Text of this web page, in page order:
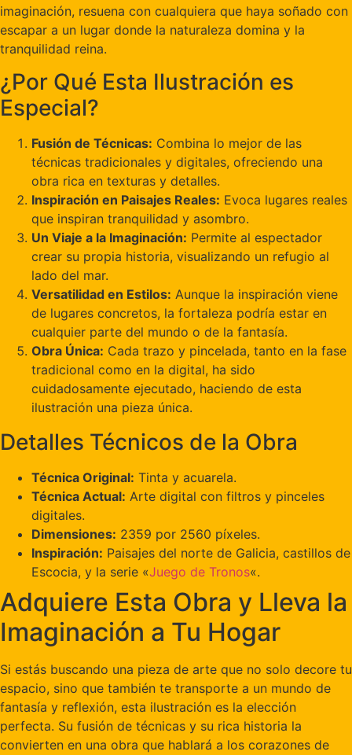
imaginación, resuena con cualquiera que haya soñado con
escapar a un lugar donde la naturaleza domina y la
tranquilidad reina.
¿Por Qué Esta Ilustración es
Especial?
Fusión de Técnicas: Combina lo mejor de las
técnicas tradicionales y digitales, ofreciendo una
obra rica en texturas y detalles.
Inspiración en Paisajes Reales: Evoca lugares reales
que inspiran tranquilidad y asombro.
Un Viaje a la Imaginación: Permite al espectador
crear su propia historia, visualizando un refugio al
lado del mar.
Versatilidad en Estilos: Aunque la inspiración viene
de lugares concretos, la fortaleza podría estar en
cualquier parte del mundo o de la fantasía.
Obra Única: Cada trazo y pincelada, tanto en la fase
tradicional como en la digital, ha sido
cuidadosamente ejecutado, haciendo de esta
ilustración una pieza única.
Detalles Técnicos de la Obra
Técnica Original: Tinta y acuarela.
Técnica Actual: Arte digital con filtros y pinceles
digitales.
Dimensiones: 2359 por 2560 píxeles.
Inspiración: Paisajes del norte de Galicia, castillos de
Escocia, y la serie «Juego de Tronos«.
Adquiere Esta Obra y Lleva la
Imaginación a Tu Hogar
Si estás buscando una pieza de arte que no solo decore tu
espacio, sino que también te transporte a un mundo de
fantasía y reflexión, esta ilustración es la elección
perfecta. Su fusión de técnicas y su rica historia la
convierten en una obra que hablará a los corazones de